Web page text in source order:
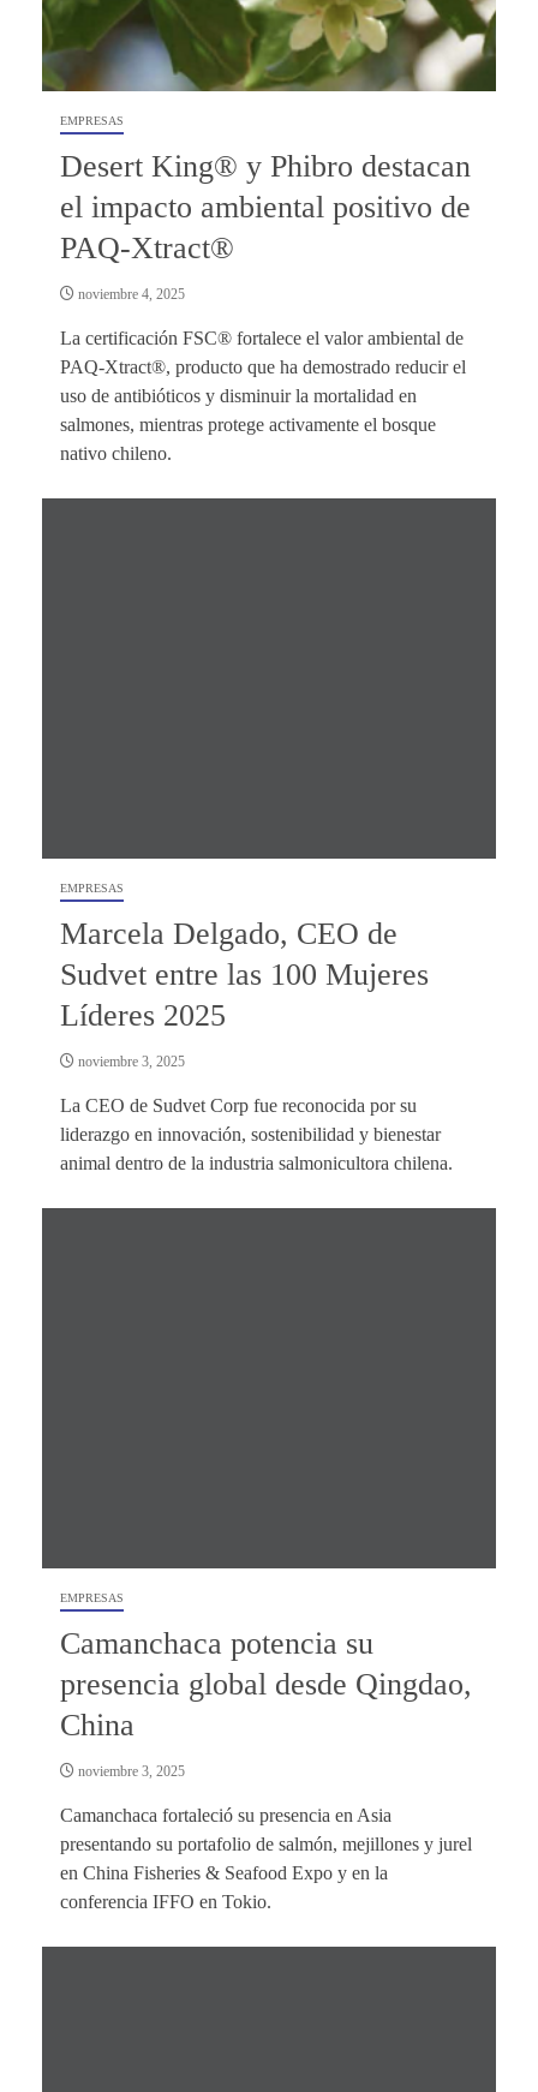
EMPRESAS
Desert King® y Phibro destacan
el impacto ambiental positivo de
PAQ-Xtract®
noviembre 4, 2025
La certificación FSC® fortalece el valor ambiental de
PAQ-Xtract®, producto que ha demostrado reducir el
uso de antibióticos y disminuir la mortalidad en
salmones, mientras protege activamente el bosque
nativo chileno.
EMPRESAS
Marcela Delgado, CEO de
Sudvet entre las 100 Mujeres
Líderes 2025
noviembre 3, 2025
La CEO de Sudvet Corp fue reconocida por su
liderazgo en innovación, sostenibilidad y bienestar
animal dentro de la industria salmonicultora chilena.
EMPRESAS
Camanchaca potencia su
presencia global desde Qingdao,
China
noviembre 3, 2025
Camanchaca fortaleció su presencia en Asia
presentando su portafolio de salmón, mejillones y jurel
en China Fisheries & Seafood Expo y en la
conferencia IFFO en Tokio.